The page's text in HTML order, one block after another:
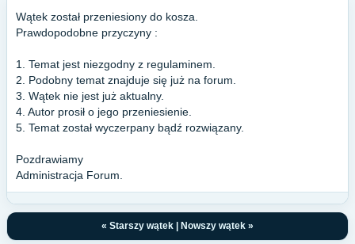
Wątek został przeniesiony do kosza.
Prawdopodobne przyczyny :
1. Temat jest niezgodny z regulaminem.
2. Podobny temat znajduje się już na forum.
3. Wątek nie jest już aktualny.
4. Autor prosił o jego przeniesienie.
5. Temat został wyczerpany bądź rozwiązany.
Pozdrawiamy
Administracja Forum.
« Starszy wątek | Nowszy wątek »